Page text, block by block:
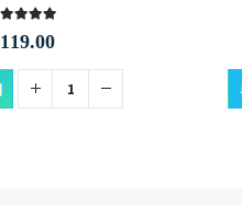
למוצר זה יש מספר סוגים. ניתן לבחור את האפשרויות בעמוד המוצר
119.00